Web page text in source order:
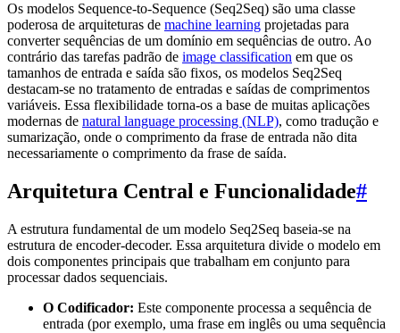
Os modelos Sequence-to-Sequence (Seq2Seq) são uma classe
poderosa de arquiteturas de machine learning projetadas para
converter sequências de um domínio em sequências de outro. Ao
contrário das tarefas padrão de image classification em que os
tamanhos de entrada e saída são fixos, os modelos Seq2Seq
destacam-se no tratamento de entradas e saídas de comprimentos
variáveis. Essa flexibilidade torna-os a base de muitas aplicações
modernas de natural language processing (NLP), como tradução e
sumarização, onde o comprimento da frase de entrada não dita
necessariamente o comprimento da frase de saída.
Arquitetura Central e Funcionalidade#
A estrutura fundamental de um modelo Seq2Seq baseia-se na
estrutura de encoder-decoder. Essa arquitetura divide o modelo em
dois componentes principais que trabalham em conjunto para
processar dados sequenciais.
O Codificador: Este componente processa a sequência de
entrada (por exemplo, uma frase em inglês ou uma sequência